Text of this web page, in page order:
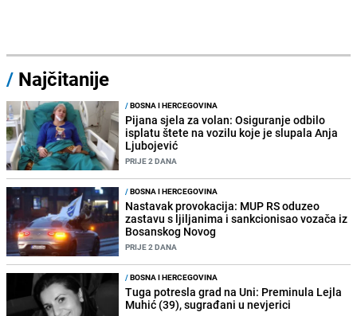
/ Najčitanije
/BOSNA I HERCEGOVINA
Pijana sjela za volan: Osiguranje odbilo
isplatu štete na vozilu koje je slupala Anja
Ljubojević
PRIJE 2 DANA
/BOSNA I HERCEGOVINA
Nastavak provokacija: MUP RS oduzeo
zastavu s ljiljanima i sankcionisao vozača iz
Bosanskog Novog
PRIJE 2 DANA
/BOSNA I HERCEGOVINA
Tuga potresla grad na Uni: Preminula Lejla
Muhić (39), sugrađani u nevjerici